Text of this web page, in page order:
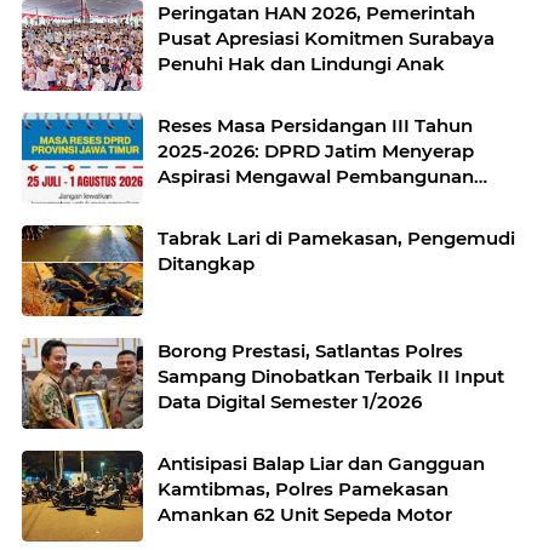
Peringatan HAN 2026, Pemerintah
Pusat Apresiasi Komitmen Surabaya
Penuhi Hak dan Lindungi Anak
Reses Masa Persidangan III Tahun
2025-2026: DPRD Jatim Menyerap
Aspirasi Mengawal Pembangunan
Tabrak Lari di Pamekasan, Pengemudi
Ditangkap
Borong Prestasi, Satlantas Polres
Sampang Dinobatkan Terbaik II Input
Data Digital Semester 1/2026
Antisipasi Balap Liar dan Gangguan
Kamtibmas, Polres Pamekasan
Amankan 62 Unit Sepeda Motor